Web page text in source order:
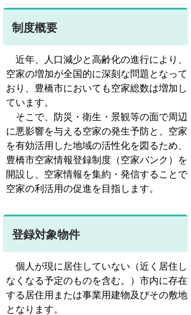
制度概要
近年、人口減少と高齢化の進行により、
空家の増加が全国的に深刻な問題となって
おり、豊橋市においても空家総数は増加し
ています。
そこで、防災・衛生・景観等の面で周辺
に悪影響を与える空家の発生予防と、空家
を有効活用した地域の活性化を図るため、
豊橋市空家情報登録制度（空家バンク）を
開設し、空家情報を集約・発信することで
空家の利活用の促進を目指します。
登録対象物件
個人が現に居住していない（近く居住し
なくなる予定のものを含む。）市内に存在
する居住用または事業用建物及びその敷地
となります。